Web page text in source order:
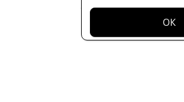
© 2016-2026 | VERESK studio